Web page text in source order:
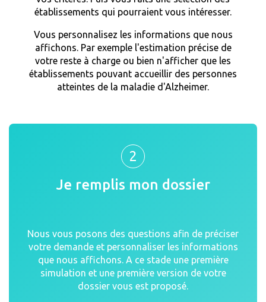
établissements qui pourraient vous intéresser.
Vous personnalisez les informations que nous
affichons. Par exemple l'estimation précise de
votre reste à charge ou bien n'afficher que les
établissements pouvant accueillir des personnes
atteintes de la maladie d'Alzheimer.
2
Je remplis mon dossier
Nous vous posons des questions afin de préciser
votre demande et personnaliser les informations
que nous affichons. A ce stade une première
simulation et une première version de votre
dossier vous est proposé.